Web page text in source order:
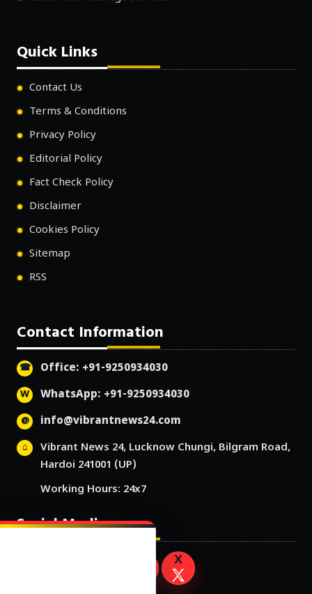
Quick Links
Contact Us
Terms & Conditions
Privacy Policy
Editorial Policy
Fact Check Policy
Disclaimer
Cookies Policy
Sitemap
RSS
Contact Information
Office: +91-9250934030
WhatsApp: +91-9250934030
info@vibrantnews24.com
Vibrant News 24, Lucknow Chungi, Bilgram Road,
Hardoi 241001 (UP)
Working Hours: 24x7
Social Media